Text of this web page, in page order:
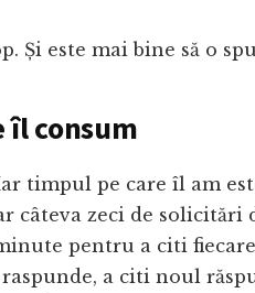
Și este mai bine să o
îl consum
timpul pe care îl am
câteva zeci de solicitări
pentru a citi
raspunde, a citi noul